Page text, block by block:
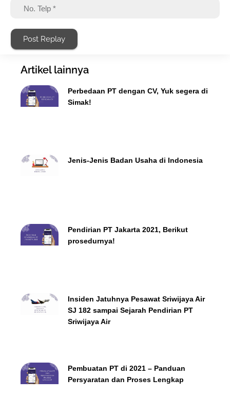
Post Replay
Artikel lainnya
Perbedaan PT dengan CV, Yuk segera di
Simak!
Jenis-Jenis Badan Usaha di Indonesia
Pendirian PT Jakarta 2021, Berikut
prosedurnya!
Insiden Jatuhnya Pesawat Sriwijaya Air
SJ 182 sampai Sejarah Pendirian PT
Sriwijaya Air
Pembuatan PT di 2021 – Panduan
Persyaratan dan Proses Lengkap